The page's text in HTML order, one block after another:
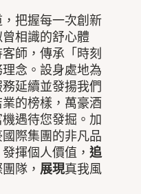
把握每一次創新
相識的舒心體
師，傳承「時刻
念。設身處地為
延續並發揚我們
的榜樣，萬豪酒
遇待您發掘。加
際集團的非凡品
揮個人價值，追
隊， 展現真我風